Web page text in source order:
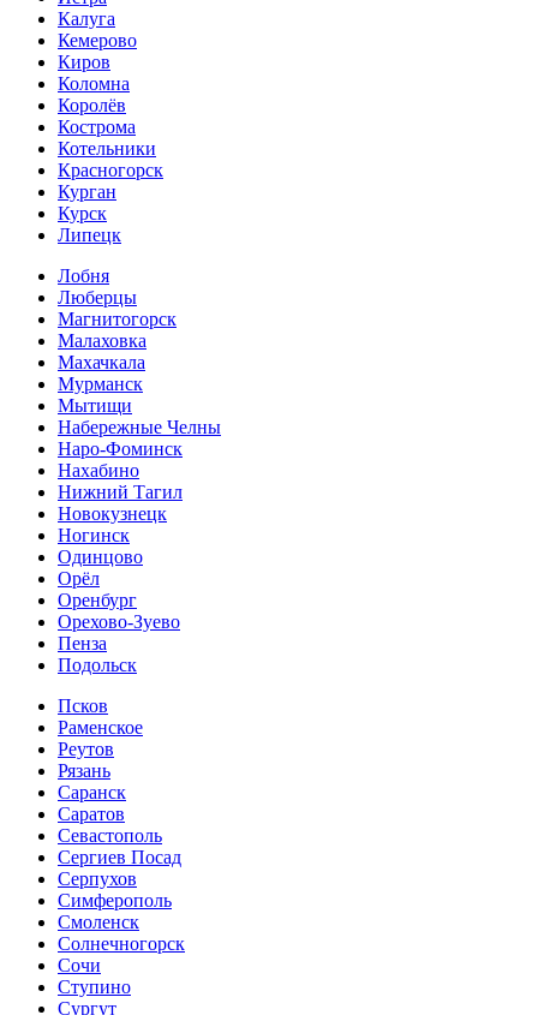
Калуга
Кемерово
Киров
Коломна
Королёв
Кострома
Котельники
Красногорск
Курган
Курск
Липецк
Лобня
Люберцы
Магнитогорск
Малаховка
Махачкала
Мурманск
Мытищи
Набережные Челны
Наро-Фоминск
Нахабино
Нижний Тагил
Новокузнецк
Ногинск
Одинцово
Орёл
Оренбург
Орехово-Зуево
Пенза
Подольск
Псков
Раменское
Реутов
Рязань
Саранск
Саратов
Севастополь
Сергиев Посад
Серпухов
Симферополь
Смоленск
Солнечногорск
Сочи
Ступино
Сургут